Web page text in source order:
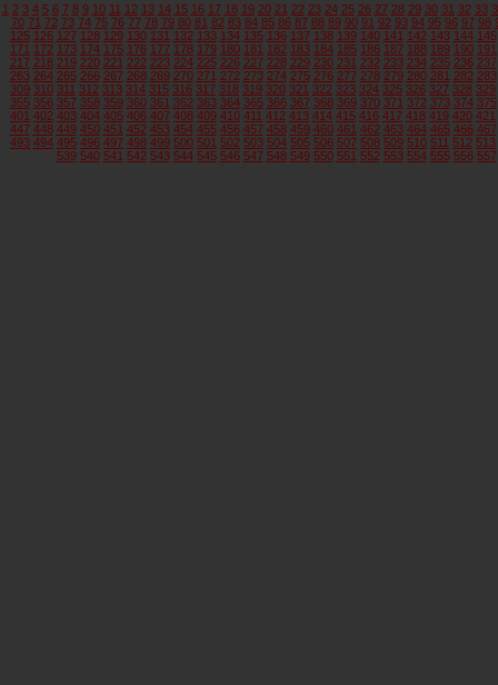
1 2 3 4 5 6 7 8 9 10 11 12 13 14 15 16 17 18 19 20 21 22 23 24 25 26 27 28 29 30 31 32 33
70 71 72 73 74 75 76 77 78 79 80 81 82 83 84 85 86 87 88 89 90 91 92 93 94 95 96 97 98
125 126 127 128 129 130 131 132 133 134 135 136 137 138 139 140 141 142 143 144 145
171 172 173 174 175 176 177 178 179 180 181 182 183 184 185 186 187 188 189 190 191
217 218 219 220 221 222 223 224 225 226 227 228 229 230 231 232 233 234 235 236 237
263 264 265 266 267 268 269 270 271 272 273 274 275 276 277 278 279 280 281 282 283
309 310 311 312 313 314 315 316 317 318 319 320 321 322 323 324 325 326 327 328 329
355 356 357 358 359 360 361 362 363 364 365 366 367 368 369 370 371 372 373 374 375
401 402 403 404 405 406 407 408 409 410 411 412 413 414 415 416 417 418 419 420 421
447 448 449 450 451 452 453 454 455 456 457 458 459 460 461 462 463 464 465 466 467
493 494 495 496 497 498 499 500 501 502 503 504 505 506 507 508 509 510 511 512 513
539 540 541 542 543 544 545 546 547 548 549 550 551 552 553 554 555 556 557